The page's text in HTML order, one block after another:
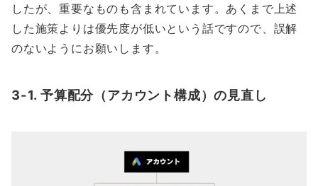
したが、重要なものも含まれています。あくまで上述
した施策よりは優先度が低いという話ですので、誤解
のないようにお願いします。
3-1. 予算配分（アカウント構成）の見直し